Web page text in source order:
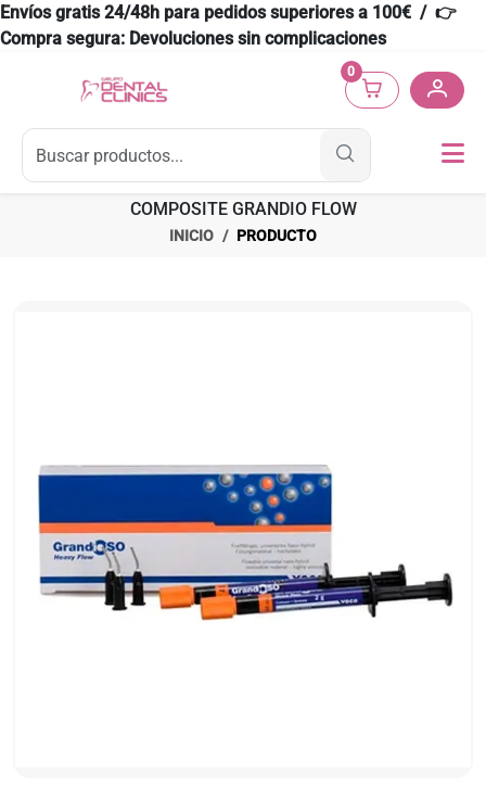
Envíos gratis 24/48h para pedidos superiores a 100€ / 👉
Compra segura: Devoluciones sin complicaciones
0
COMPOSITE GRANDIO FLOW
INICIO PRODUCTO